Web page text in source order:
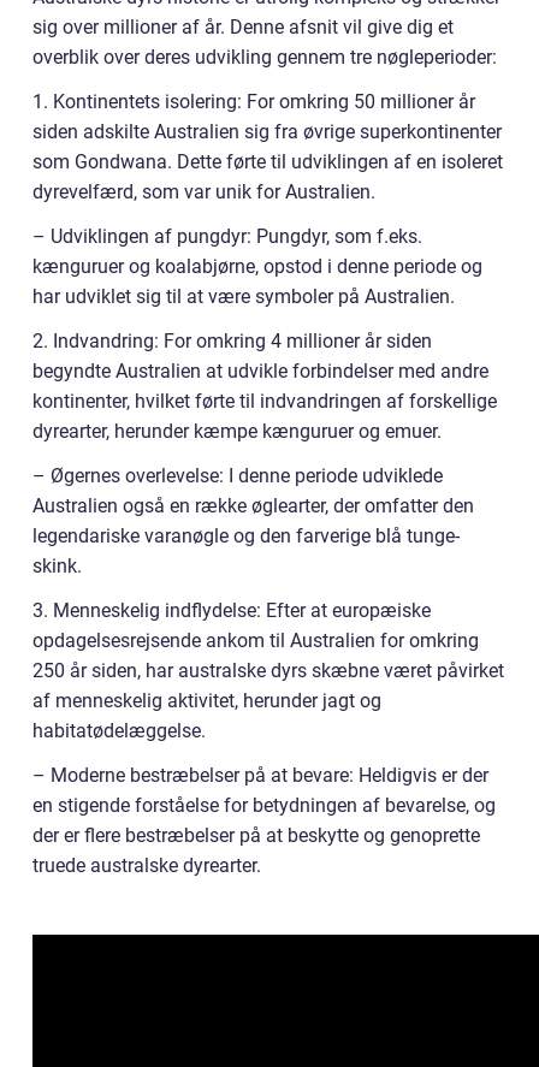
sig over millioner af år. Denne afsnit vil give dig et
overblik over deres udvikling gennem tre nøgleperioder:
1. Kontinentets isolering: For omkring 50 millioner år
siden adskilte Australien sig fra øvrige superkontinenter
som Gondwana. Dette førte til udviklingen af en isoleret
dyrevelfærd, som var unik for Australien.
– Udviklingen af pungdyr: Pungdyr, som f.eks.
kænguruer og koalabjørne, opstod i denne periode og
har udviklet sig til at være symboler på Australien.
2. Indvandring: For omkring 4 millioner år siden
begyndte Australien at udvikle forbindelser med andre
kontinenter, hvilket førte til indvandringen af forskellige
dyrearter, herunder kæmpe kænguruer og emuer.
– Øgernes overlevelse: I denne periode udviklede
Australien også en række øglearter, der omfatter den
legendariske varanøgle og den farverige blå tunge-
skink.
3. Menneskelig indflydelse: Efter at europæiske
opdagelsesrejsende ankom til Australien for omkring
250 år siden, har australske dyrs skæbne været påvirket
af menneskelig aktivitet, herunder jagt og
habitatødelæggelse.
– Moderne bestræbelser på at bevare: Heldigvis er der
en stigende forståelse for betydningen af bevarelse, og
der er flere bestræbelser på at beskytte og genoprette
truede australske dyrearter.